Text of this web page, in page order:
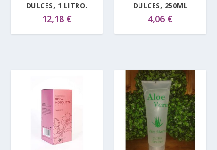
DULCES, 1 LITRO.
12,18 €
DULCES, 250ML
4,06 €